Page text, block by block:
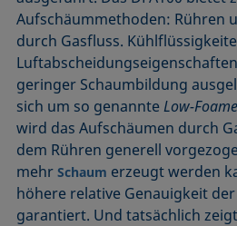
Aufschäummethoden: Rühren
durch Gasfluss.
geringer Schaumbildung
sich um so genannteLow-
wird das Aufschäumen durch
dem Rühren generell
mehrSchaum erzeugt werden
höhere relative Genauigkeit
garantiert. Und tatsächlich